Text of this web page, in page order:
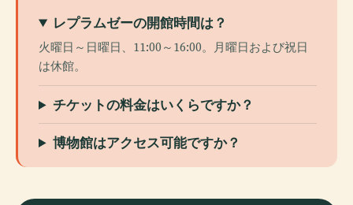
レプラムゼーの開館時間は？
火曜日～日曜日、11:00～16:00。月曜日および祝日
は休館。
チケットの料金はいくらですか？
博物館はアクセス可能ですか？